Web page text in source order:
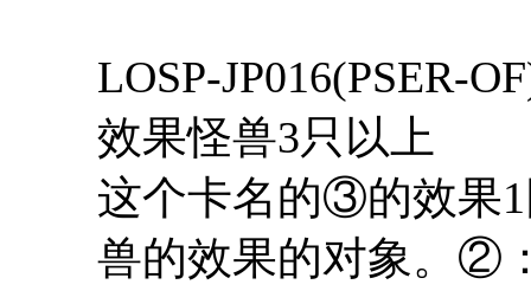
LOSP-
效果怪兽3只以上
这个卡名的③的效果
兽的效果的对象。②